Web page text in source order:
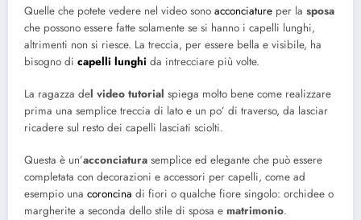
Quelle che potete vedere nel video sono acconciature per la sposa
che possono essere fatte solamente se si hanno i capelli lunghi,
altrimenti non si riesce. La treccia, per essere bella e visibile, ha
bisogno di capelli lunghi da intrecciare più volte.
La ragazza del video tutorial spiega molto bene come realizzare
prima una semplice treccia di lato e un po’ di traverso, da lasciar
ricadere sul resto dei capelli lasciati sciolti.
Questa è un’acconciatura semplice ed elegante che può essere
completata con decorazioni e accessori per capelli, come ad
esempio una coroncina di fiori o qualche fiore singolo: orchidee o
margherite a seconda dello stile di sposa e matrimonio.